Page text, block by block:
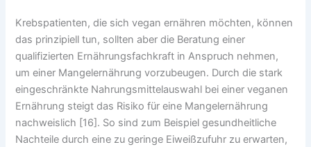
Krebspatienten, die sich vegan ernähren möchten, können
das prinzipiell tun, sollten aber die Beratung einer
qualifizierten Ernährungsfachkraft in Anspruch nehmen,
um einer Mangelernährung vorzubeugen. Durch die stark
eingeschränkte Nahrungsmittelauswahl bei einer veganen
Ernährung steigt das Risiko für eine Mangelernährung
nachweislich [16]. So sind zum Beispiel gesundheitliche
Nachteile durch eine zu geringe Eiweißzufuhr zu erwarten,